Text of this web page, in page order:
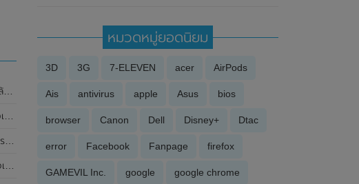
หมวดหมู่ยอดนิยม
3D 3G 7-ELEVEN acer AirPods
Ais antivirus apple Asus bios
browser Canon Dell Disney+ Dtac
error Facebook Fanpage firefox
GAMEVIL Inc. google google chrome